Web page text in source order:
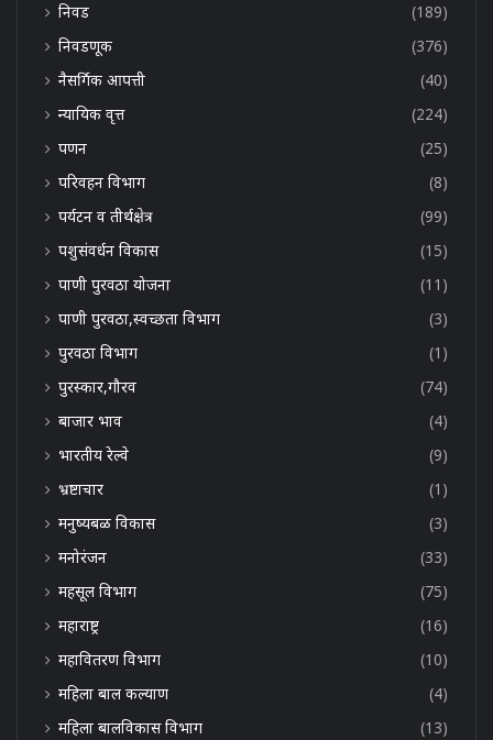
निवड
(189)
निवडणूक
(376)
नैसर्गिक आपत्ती
(40)
न्यायिक वृत्त
(224)
पणन
(25)
परिवहन विभाग
(8)
पर्यटन व तीर्थक्षेत्र
(99)
पशुसंवर्धन विकास
(15)
पाणी पुरवठा योजना
(11)
पाणी पुरवठा,स्वच्छता विभाग
(3)
पुरवठा विभाग
(1)
पुरस्कार,गौरव
(74)
बाजार भाव
(4)
भारतीय रेल्वे
(9)
भ्रष्टाचार
(1)
मनुष्यबळ विकास
(3)
मनोरंजन
(33)
महसूल विभाग
(75)
महाराष्ट्र
(16)
महावितरण विभाग
(10)
महिला बाल कल्याण
(4)
महिला बालविकास विभाग
(13)